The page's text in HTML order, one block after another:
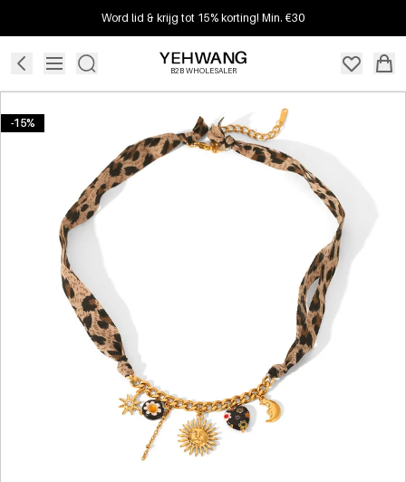
Word lid & krijg tot 15% korting! Min. €30
B2B WHOLESALER
-15%